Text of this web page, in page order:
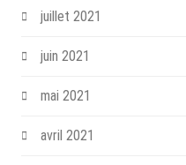
juillet 2021
juin 2021
mai 2021
avril 2021